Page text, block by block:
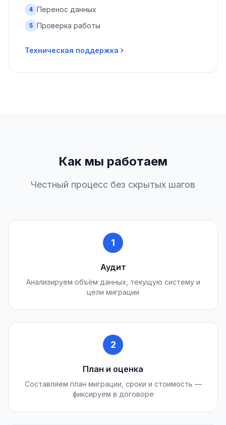
4 Перенос данных
5 Проверка работы
Техническая поддержка
Как мы работаем
Честный процесс без скрытых шагов
1
Аудит
Анализируем объём данных, текущую систему и
цели миграции
2
План и оценка
Составляем план миграции, сроки и стоимость —
фиксируем в договоре